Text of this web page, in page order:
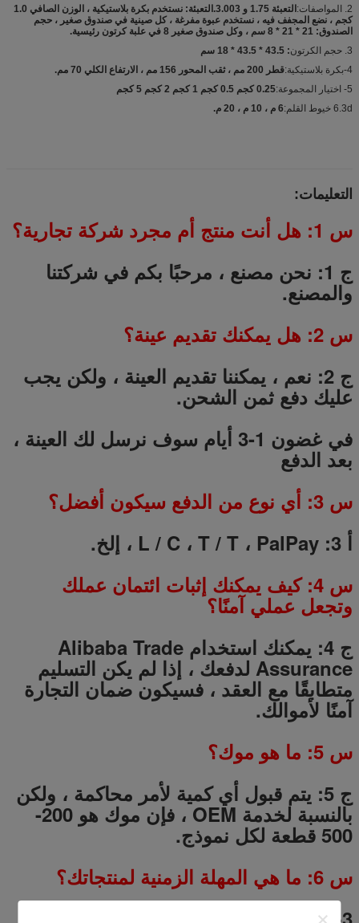
2. المواصفات:
التعبئة 1.75 و 3.003.التعبئة: نستخدم بكرة بلاستيكية ، الوزن الصافي 1.0
كجم ، نضع المجفف فيه ، نستخدم عبوة مفرغة ، كل صينية في صندوق صغير ، حجم
الصندوق: 21 * 21 * 8 سم ، وكل صندوق صغير 8 في علبة كرتون رئيسية.
3. حجم الكرتون
: 43.5 * 43.5 * 18 سم
4-بكرة بلاستيكية:
قطر 200 مم ، ثقب المحور 156 مم ، الارتفاع الكلي 70 مم.
5- اختيار المجموعة:
0.25 كجم 0.5 كجم 1 كجم 2 كجم 5 كجم
6.3d خيوط القلم:
6 م ، 10 م ، 20 م.
التعليمات:
س 1: هل أنت منتج أم مجرد شركة تجارية؟
ج 1: نحن مصنع ، مرحبًا بكم في شركتنا
والمصنع.
س 2: هل يمكنك تقديم عينة؟
ج 2: نعم ، يمكننا تقديم العينة ، ولكن يجب
عليك دفع ثمن الشحن.
في غضون 1-3 أيام سوف نرسل لك العينة ،
بعد الدفع
س 3: أي نوع من الدفع سيكون أفضل؟
أ 3: L / C ، T / T ، PalPay ، إلخ.
س 4: كيف يمكنك إثبات ائتمان عملك
وتجعل عملي آمنًا؟
ج 4: يمكنك استخدام Alibaba Trade
Assurance لدفعك ، إذا لم يكن التسليم
متطابقًا مع العقد ، فسيكون ضمان التجارة
آمنًا لأموالك.
س 5: ما هو موك؟
ج 5: يتم قبول أي كمية لأمر محاكمة ، ولكن
بالنسبة لخدمة OEM ، فإن موك هو 200-
500 قطعة لكل نموذج.
س 6: ما هي المهلة الزمنية لمنتجاتك؟